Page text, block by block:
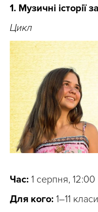
1. Музичні історії
Цикл
Час: 1 серпня, 12:00
Для кого: 1–11 класи